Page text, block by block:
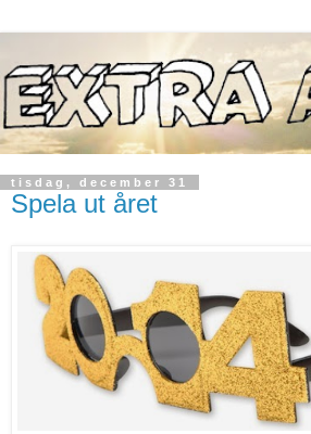
tisdag, december 31
Spela ut året